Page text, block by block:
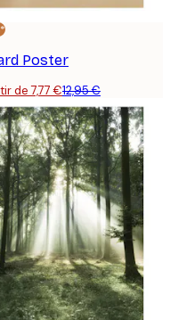
Poster
de 7,77 €12,95 €